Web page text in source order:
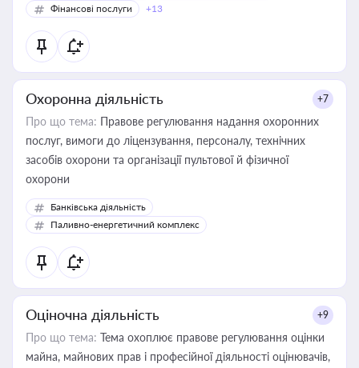
Фінансові послуги
+13
Охоронна діяльність +7
Про що тема: Правове регулювання надання охоронних
послуг, вимоги до ліцензування, персоналу, технічних
засобів охорони та організації пультової й фізичної
охорони
Банківська діяльність
Паливно-енергетичний комплекс
Оціночна діяльність +9
Про що тема: Тема охоплює правове регулювання оцінки
майна, майнових прав і професійної діяльності оцінювачів,